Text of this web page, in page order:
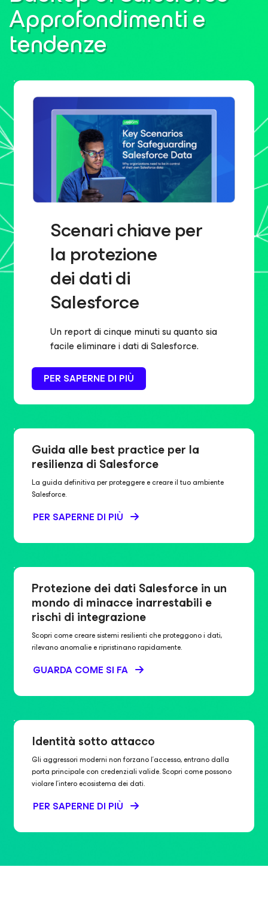
Approfondimenti e
tendenze
Scenari chiave per
la protezione
dei dati di
Salesforce
Un report di cinque minuti su quanto sia
facile eliminare i dati di Salesforce.
PER SAPERNE DI PIÙ
Guida alle best practice per la
resilienza di Salesforce
La guida definitiva per proteggere e creare il tuo ambiente
Salesforce.
PER SAPERNE DI PIÙ
Protezione dei dati Salesforce in un
mondo di minacce inarrestabili e
rischi di integrazione
Scopri come creare sistemi resilienti che proteggono i dati,
rilevano anomalie e ripristinano rapidamente.
GUARDA COME SI FA
Identità sotto attacco
Gli aggressori moderni non forzano l'accesso, entrano dalla
porta principale con credenziali valide. Scopri come possono
violare l'intero ecosistema dei dati.
PER SAPERNE DI PIÙ